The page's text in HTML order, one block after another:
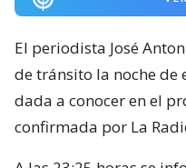
El periodista José
de tránsito la noche de
dada a conocer en el
confirmada por La